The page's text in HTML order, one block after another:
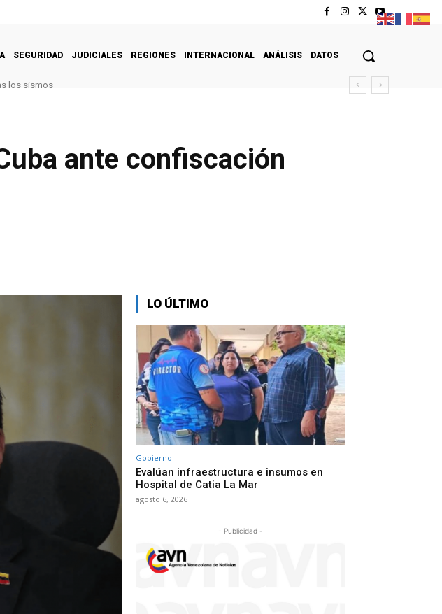
SEGURIDAD JUDICIALES REGIONES INTERNACIONAL ANÁLISIS DATOS
los sismos
ante confiscación
LO ÚLTIMO
Gobierno
Evalúan infraestructura e insumos en
Hospital de Catia La Mar
agosto 6, 2026
- Publicidad -